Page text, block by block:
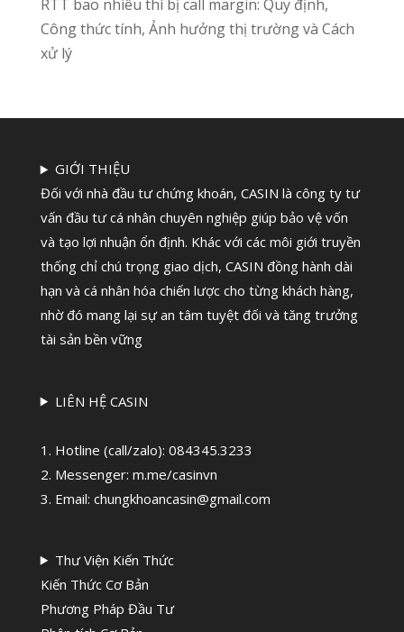
RTT bao nhiêu thì bị call margin: Quy định,
Công thức tính, Ảnh hưởng thị trường và Cách
xử lý
GIỚI THIỆU
Đối với nhà đầu tư chứng khoán, CASIN là công ty tư
vấn đầu tư cá nhân chuyên nghiệp giúp bảo vệ vốn
và tạo lợi nhuận ổn định. Khác với các môi giới truyền
thống chỉ chú trọng giao dịch, CASIN đồng hành dài
hạn và cá nhân hóa chiến lược cho từng khách hàng,
nhờ đó mang lại sự an tâm tuyệt đối và tăng trưởng
tài sản bền vững
LIÊN HỆ CASIN
1. Hotline (call/zalo): 084345.3233
2. Messenger: m.me/casinvn
3. Email: chungkhoancasin@gmail.com
Thư Viện Kiến Thức
Kiến Thức Cơ Bản
Phương Pháp Đầu Tư